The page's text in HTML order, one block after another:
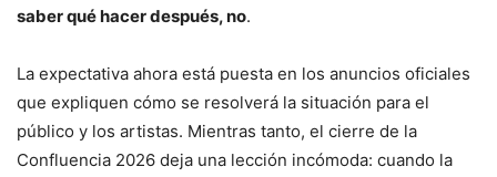
saber qué hacer después, no.
La expectativa ahora está puesta en los anuncios oficiales
que expliquen cómo se resolverá la situación para el
público y los artistas. Mientras tanto, el cierre de la
Confluencia 2026 deja una lección incómoda: cuando la